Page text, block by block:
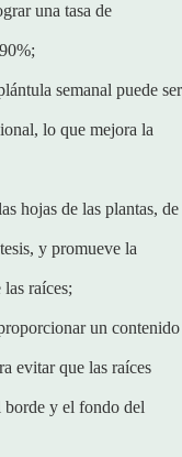
una tasa de
semanal puede ser
lo que mejora la
hojas de las plantas, de
y promueve la
raíces;
un contenido
evitar que las raíces
borde y el fondo del